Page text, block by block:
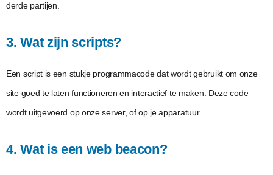
derde partijen.
3. Wat zijn scripts?
Een script is een stukje programmacode dat wordt gebruikt om onze
site goed te laten functioneren en interactief te maken. Deze code
wordt uitgevoerd op onze server, of op je apparatuur.
4. Wat is een web beacon?